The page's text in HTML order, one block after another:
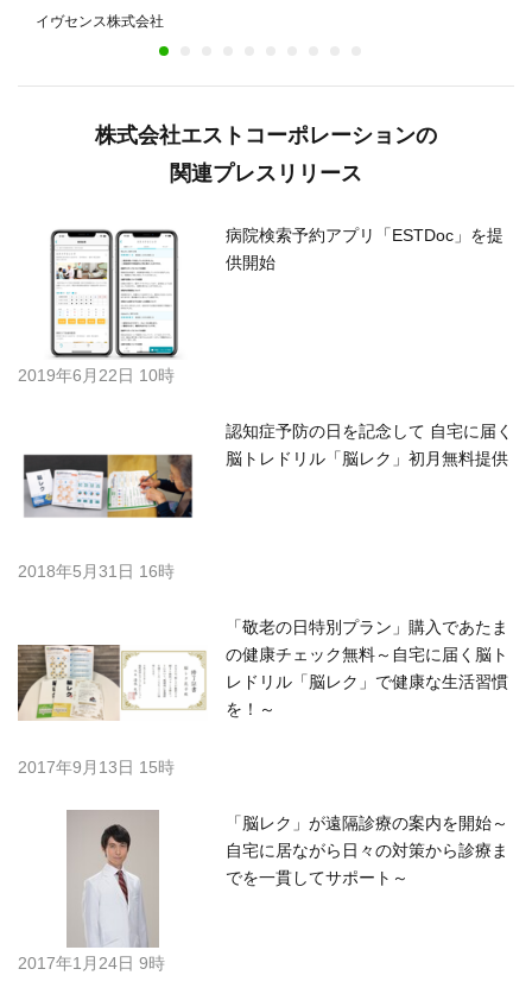
登録開始！
イヴセンス株式会社
株式会社エストコーポレーションの
関連プレスリリース
病院検索予約アプリ「ESTDoc」を提
供開始
2019年6月22日 10時
認知症予防の日を記念して 自宅に届く
脳トレドリル「脳レク」初月無料提供
2018年5月31日 16時
「敬老の日特別プラン」購入であたま
の健康チェック無料～自宅に届く脳ト
レドリル「脳レク」で健康な生活習慣
を！～
2017年9月13日 15時
「脳レク」が遠隔診療の案内を開始～
自宅に居ながら日々の対策から診療ま
でを一貫してサポート～
2017年1月24日 9時